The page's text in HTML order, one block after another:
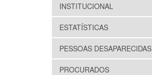
INSTITUCIONAL
ESTATÍSTICAS
PESSOAS DESAPARECIDAS
PROCURADOS